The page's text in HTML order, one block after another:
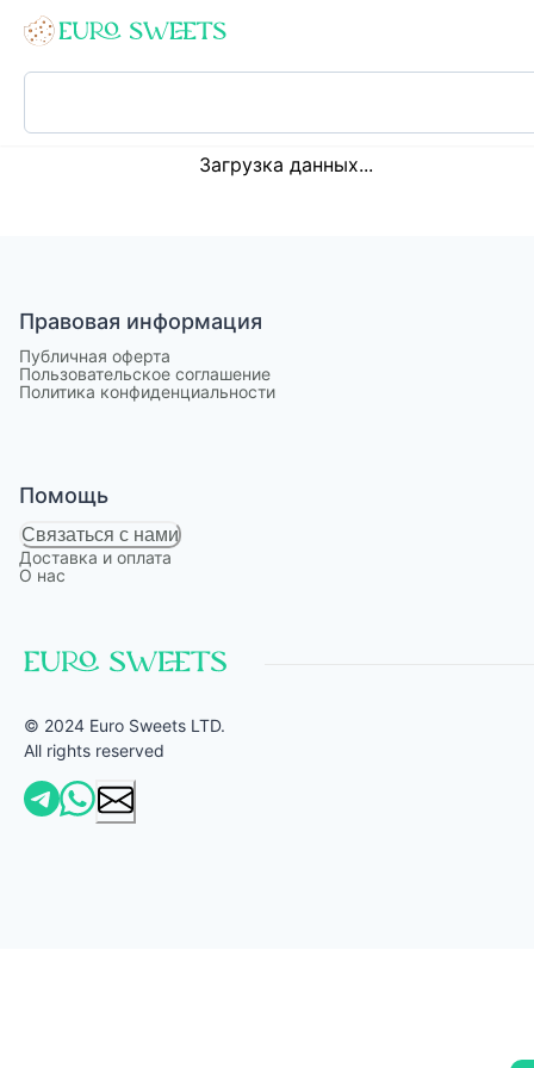
Loading...
Загрузка данных...
Правовая информация
Публичная оферта
Пользовательское соглашение
Политика конфиденциальности
Помощь
Связаться с нами
Доставка и оплата
О нас
© 2024 Euro Sweets LTD.
All rights reserved